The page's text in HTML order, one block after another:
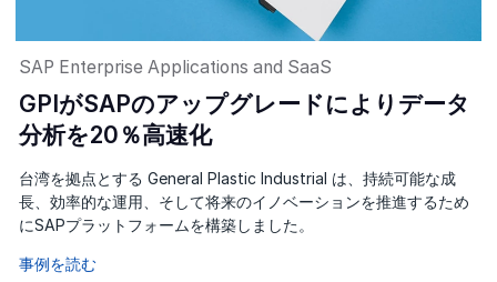
SAP Enterprise Applications and SaaS
GPIがSAPのアップグレードによりデータ
分析を20％高速化
台湾を拠点とする General Plastic Industrial は、持続可能な成
長、効率的な運用、そして将来のイノベーションを推進するため
にSAPプラットフォームを構築しました。
事例を読む